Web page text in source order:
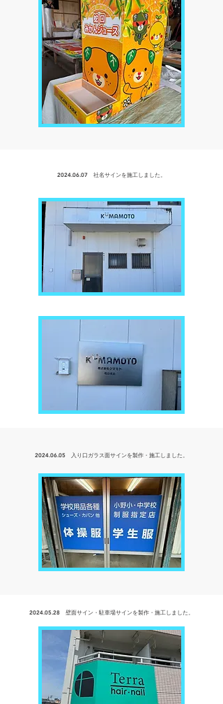
2024.06.07 社名サインを施工しました。
2024.06.05 入り口ガラス面サインを製作・ 施工しました。
2024.05.28 壁面サイン・駐車場サインを製作・ 施工しました。